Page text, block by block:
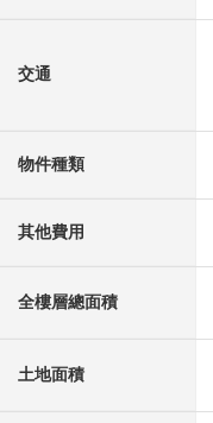
交通
物件種類
其他費用
全樓層總面積
土地面積